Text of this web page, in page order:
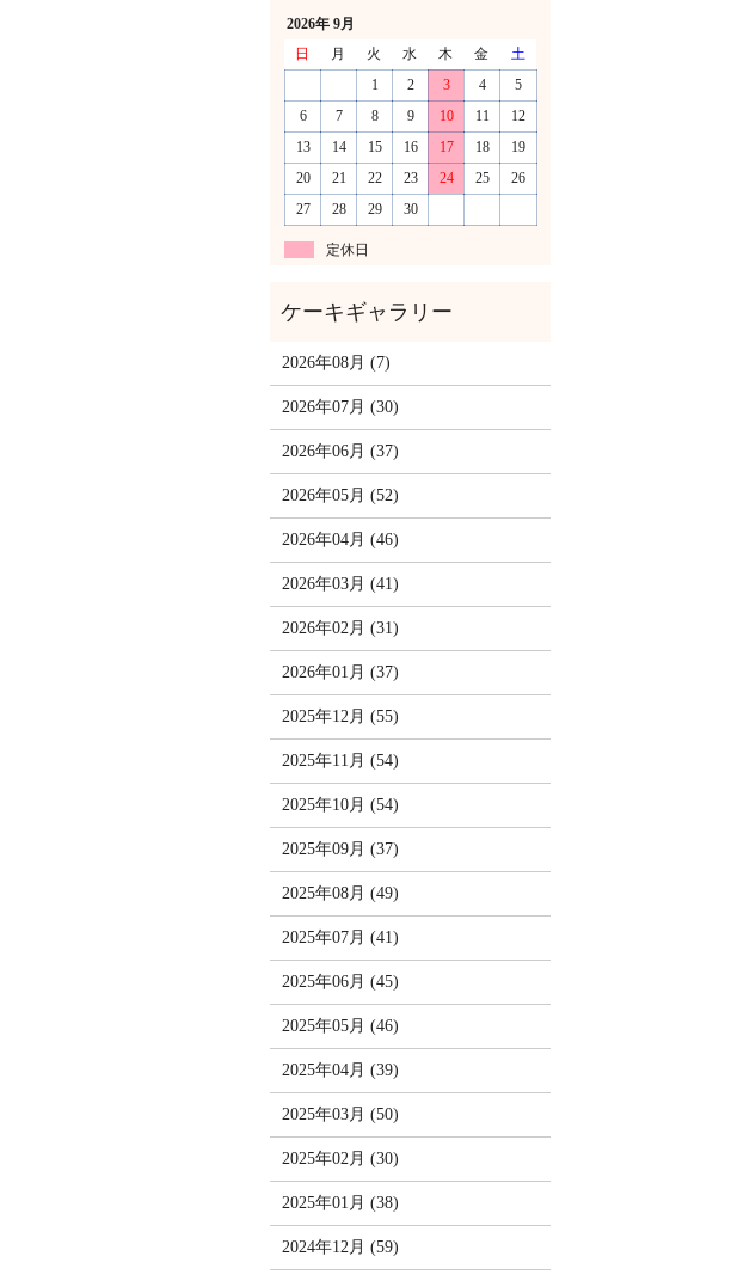
2026年 9月
日
月 火 水 木 金
土
1
2 3 4
5
6
7 8 9 10 11
12
13
14 15 16 17 18
19
20
21 22 23 24 25
26
27
28 29 30
定休日
2026年08月 (7)
2026年07月 (30)
2026年06月 (37)
2026年05月 (52)
2026年04月 (46)
2026年03月 (41)
2026年02月 (31)
2026年01月 (37)
2025年12月 (55)
2025年11月 (54)
2025年10月 (54)
2025年09月 (37)
2025年08月 (49)
2025年07月 (41)
2025年06月 (45)
2025年05月 (46)
2025年04月 (39)
2025年03月 (50)
2025年02月 (30)
2025年01月 (38)
2024年12月 (59)